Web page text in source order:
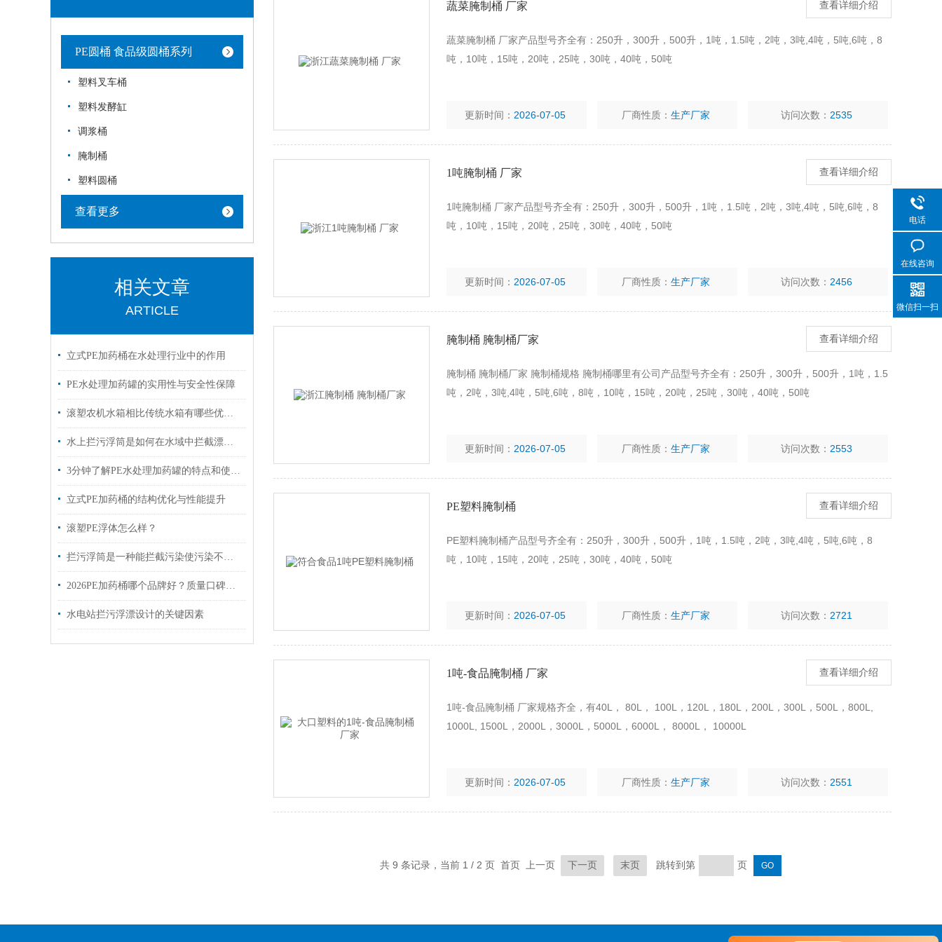
PE圆桶 食品级圆桶系列
塑料叉车桶
塑料发酵缸
调浆桶
腌制桶
塑料圆桶
查看更多
相关文章
ARTICLE
立式PE加药桶在水处理行业中的作用
PE水处理加药罐的实用性与安全性保障
滚塑农机水箱相比传统水箱有哪些优势？
水上拦污浮筒是如何在水域中拦截漂浮物的？
3分钟了解PE水处理加药罐的特点和使用范围
立式PE加药桶的结构优化与性能提升
滚塑PE浮体怎么样？
拦污浮筒是一种能拦截污染使污染不会大范围扩散的材料
2026PE加药桶哪个品牌好？质量口碑、技术实力、性价比全面解析
水电站拦污浮漂设计的关键因素
蔬菜腌制桶 厂家 查看详细介绍
蔬菜腌制桶 厂家产品型号齐全有：250升，300升，500升，1吨，1.5吨，2吨，3吨,4吨，5吨,6吨，8
吨，10吨，15吨，20吨，25吨，30吨，40吨，50吨
更新时间： 2026-07-05 厂商性质：生产厂家 访问次数： 2535
1吨腌制桶 厂家 查看详细介绍
1吨腌制桶 厂家产品型号齐全有：250升，300升，500升，1吨，1.5吨，2吨，3吨,4吨，5吨,6吨，8
吨，10吨，15吨，20吨，25吨，30吨，40吨，50吨
更新时间： 2026-07-05 厂商性质：生产厂家 访问次数： 2456
腌制桶 腌制桶厂家 查看详细介绍
腌制桶 腌制桶厂家 腌制桶规格 腌制桶哪里有公司产品型号齐全有：250升，300升，500升，1吨，1.5
吨，2吨，3吨,4吨，5吨,6吨，8吨，10吨，15吨，20吨，25吨，30吨，40吨，50吨
更新时间： 2026-07-05 厂商性质：生产厂家 访问次数： 2553
PE塑料腌制桶 查看详细介绍
PE塑料腌制桶产品型号齐全有：250升，300升，500升，1吨，1.5吨，2吨，3吨,4吨，5吨,6吨，8
吨，10吨，15吨，20吨，25吨，30吨，40吨，50吨
更新时间： 2026-07-05 厂商性质：生产厂家 访问次数： 2721
1吨-食品腌制桶 厂家 查看详细介绍
1吨-食品腌制桶 厂家规格齐全，有40L， 80L， 100L，120L，180L，200L，300L，500L，800L,
1000L, 1500L，2000L，3000L，5000L，6000L， 8000L， 10000L
更新时间： 2026-07-05 厂商性质：生产厂家 访问次数： 2551
共 9 条记录，当前 1 / 2 页 首页 上一页 下一页 末页 跳转到第 页
电话
在线咨询
微信扫一扫